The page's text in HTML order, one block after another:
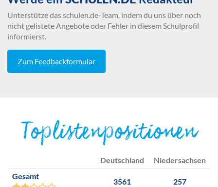
Unterstütze das schulen.de-Team, indem du uns über noch
nicht gelistete Angebote oder Fehler in diesem Schulprofil
informierst.
Zum Feedbackformular
Toplistenpositionen
Deutschland
Niedersachsen
Gesamt
3561 257